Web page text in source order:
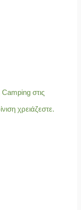
στις
χρειάζεστε.